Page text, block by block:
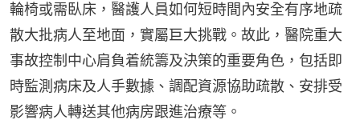
輪椅或需臥床，醫護人員如何短時間內安全有序地疏
散大批病人至地面，實屬巨大挑戰。故此，醫院重大
事故控制中心肩負着統籌及決策的重要角色，包括即
時監測病床及人手數據、調配資源協助疏散、安排受
影響病人轉送其他病房跟進治療等。